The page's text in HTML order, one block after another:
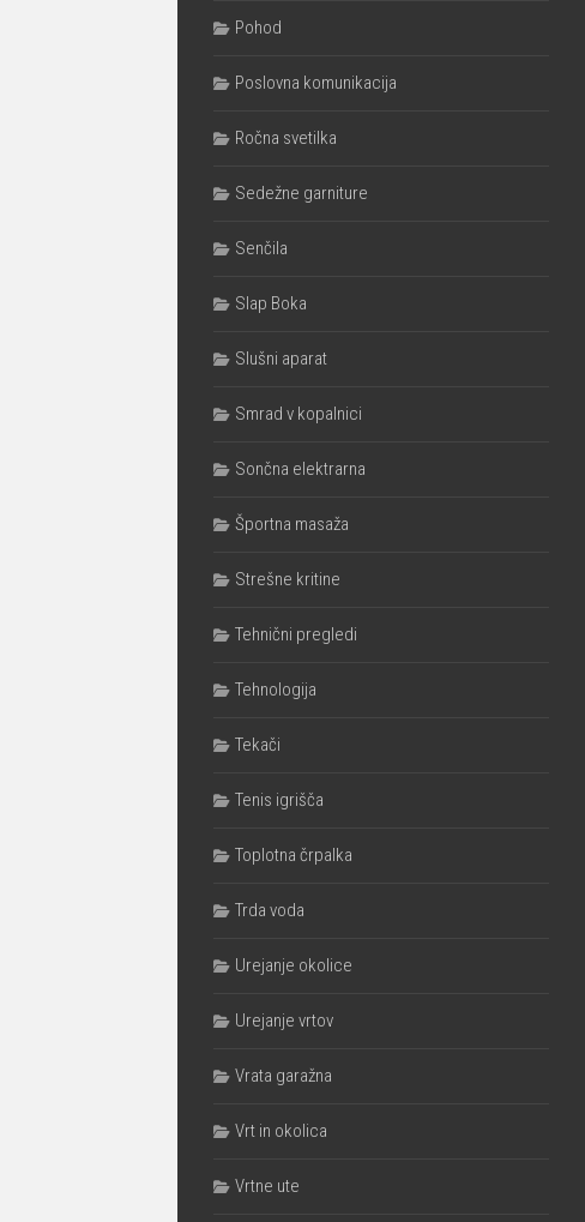
Pohod
Poslovna komunikacija
Ročna svetilka
Sedežne garniture
Senčila
Slap Boka
Slušni aparat
Smrad v kopalnici
Sončna elektrarna
Športna masaža
Strešne kritine
Tehnični pregledi
Tehnologija
Tekači
Tenis igrišča
Toplotna črpalka
Trda voda
Urejanje okolice
Urejanje vrtov
Vrata garažna
Vrt in okolica
Vrtne ute